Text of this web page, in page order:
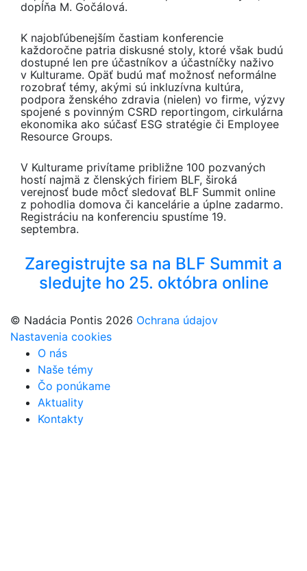
dopĺňa M. Gočálová.
K najobľúbenejším častiam konferencie
každoročne patria diskusné stoly, ktoré však budú
dostupné len pre účastníkov a účastníčky naživo
v Kulturame. Opäť budú mať možnosť neformálne
rozobrať témy, akými sú inkluzívna kultúra,
podpora ženského zdravia (nielen) vo firme, výzvy
spojené s povinným CSRD reportingom, cirkulárna
ekonomika ako súčasť ESG stratégie či Employee
Resource Groups.
V Kulturame privítame približne 100 pozvaných
hostí najmä z členských firiem BLF, široká
verejnosť bude môcť sledovať BLF Summit online
z pohodlia domova či kancelárie a úplne zadarmo.
Registráciu na konferenciu spustíme 19.
septembra.
Zaregistrujte sa na BLF Summit a
sledujte ho 25. októbra online
© Nadácia Pontis 2026 Ochrana údajov
Nastavenia cookies
O nás
Naše témy
Čo ponúkame
Aktuality
Kontakty